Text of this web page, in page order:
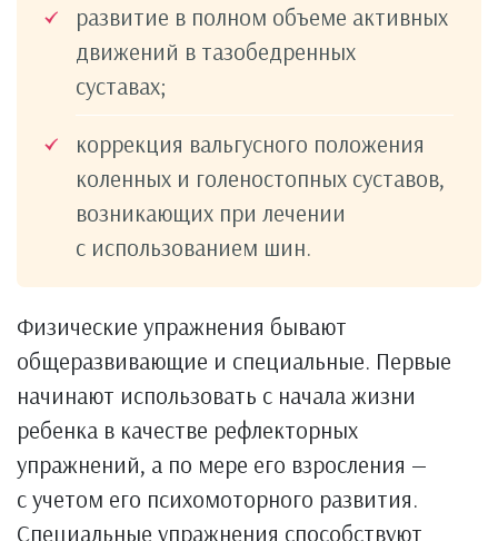
развитие в полном объеме активных
движений в тазобедренных
суставах;
коррекция вальгусного положения
коленных и голеностопных суставов,
возникающих при лечении
с использованием шин.
Физические упражнения бывают
общеразвивающие и специальные. Первые
начинают использовать с начала жизни
ребенка в качестве рефлекторных
упражнений, а по мере его взросления —
с учетом его психомоторного развития.
Специальные упражнения способствуют